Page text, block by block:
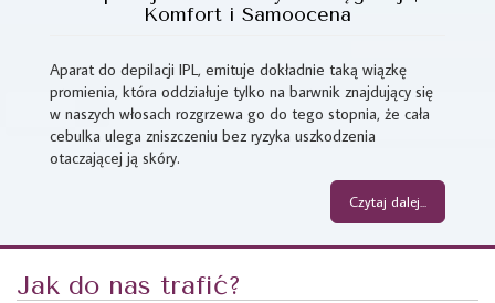
Komfort i Samoocena
Aparat do depilacji IPL, emituje dokładnie taką wiązkę
promienia, która oddziałuje tylko na barwnik znajdujący się
w naszych włosach rozgrzewa go do tego stopnia, że cała
cebulka ulega zniszczeniu bez ryzyka uszkodzenia
otaczającej ją skóry.
Czytaj dalej...
Jak do nas trafić?